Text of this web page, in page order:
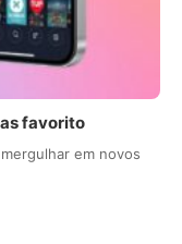
favorito
em novos